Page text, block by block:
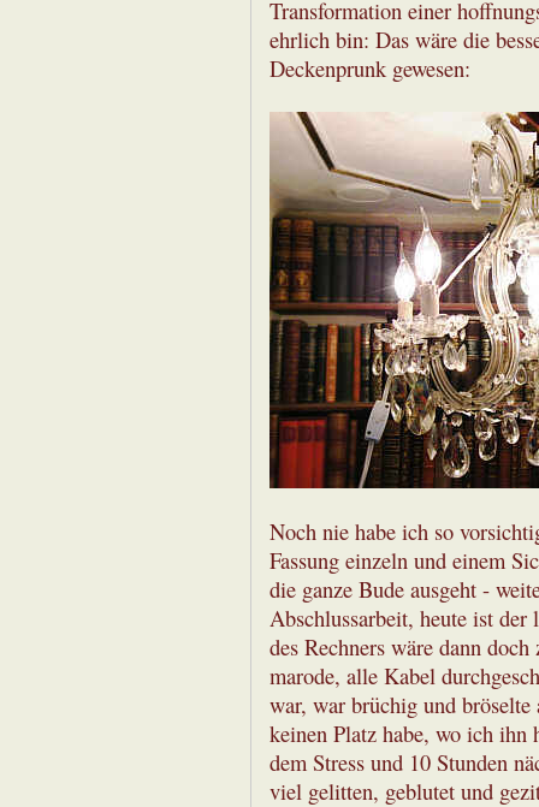
Transformation einer
ehrlich bin: Das wäre die
Deckenprunk gewesen:
Noch nie habe ich so
Fassung einzeln und einem
die ganze Bude ausgeht -
Abschlussarbeit, heute ist der
des Rechners wäre dann
marode, alle Kabel
war, war brüchig und
keinen Platz habe, wo ich ihn
dem Stress und 10 Stunden
viel gelitten, geblutet und